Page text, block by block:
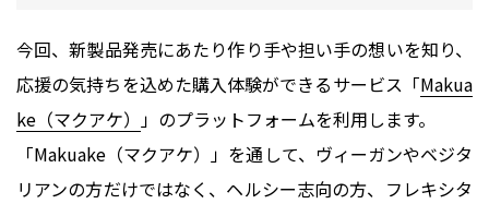
今回、新製品発売にあたり作り手や担い手の想いを知り、
応援の気持ちを込めた購入体験ができるサービス「Makua
ke（マクアケ）
」のプラットフォームを利用します。
「Makuake（マクアケ）」を通して、ヴィーガンやベジタ
リアンの方だけではなく、ヘルシー志向の方、フレキシタ